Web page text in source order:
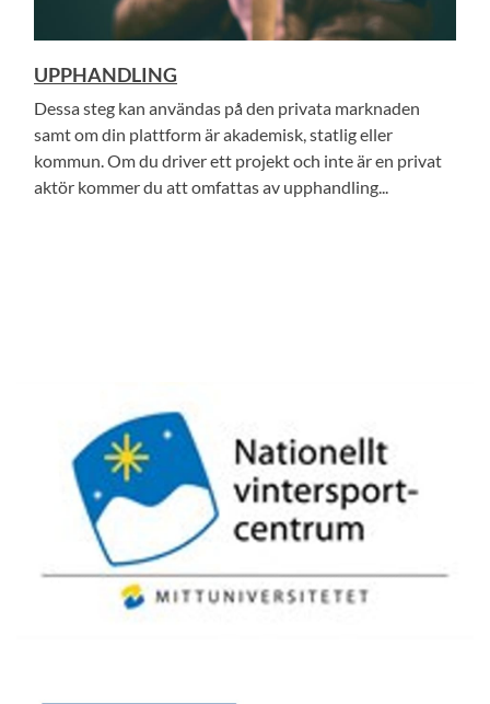
UPPHANDLING
Dessa steg kan användas på den privata marknaden
samt om din plattform är akademisk, statlig eller
kommun. Om du driver ett projekt och inte är en privat
aktör kommer du att omfattas av upphandling...